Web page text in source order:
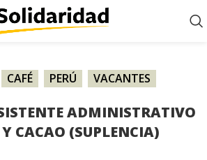
CAFÉ PERÚ VACANTES
ADMINISTRATIVO
Y CACAO (SUPLENCIA)